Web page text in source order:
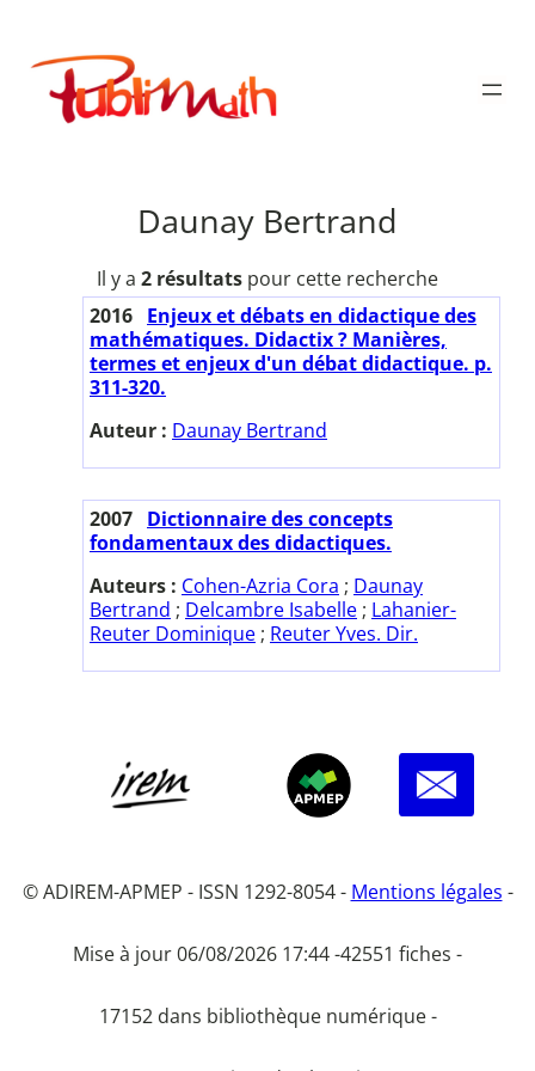
contenu
Publimath
Daunay Bertrand
Il y a 2 résultats pour cette recherche
2016 Enjeux et débats en didactique des
mathématiques. Didactix ? Manières,
termes et enjeux d'un débat didactique. p.
311-320.
Auteur : Daunay Bertrand
2007 Dictionnaire des concepts
fondamentaux des didactiques.
Auteurs : Cohen-Azria Cora ; Daunay
Bertrand ; Delcambre Isabelle ; Lahanier-
Reuter Dominique ; Reuter Yves. Dir.
© ADIREM-APMEP - ISSN 1292-8054 - Mentions légales -
Mise à jour 06/08/2026 17:44 -42551 fiches -
17152 dans bibliothèque numérique -